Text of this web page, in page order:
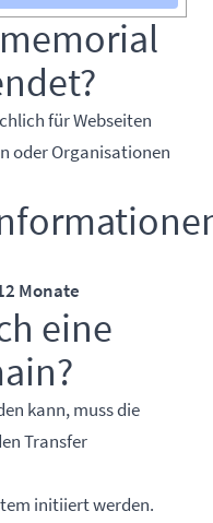
für Webseiten
oder Organisationen
Monate
eine
kann, muss die
Transfer
initiiert werden.